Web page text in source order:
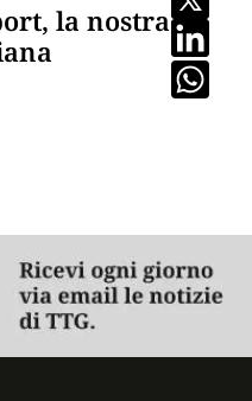
la nostra